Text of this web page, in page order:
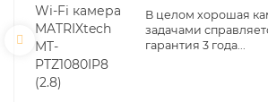
В целом хорошая
задачами
гарантия 3 года...